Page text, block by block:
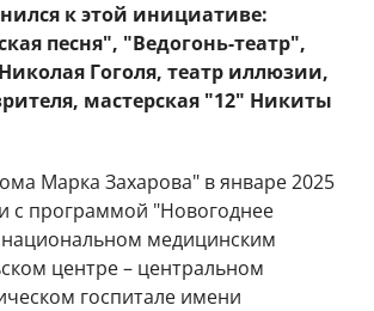
к этой инициативе:
песня", "Ведогонь-театр",
Гоголя, театр иллюзии,
мастерская "12" Никиты
Марка Захарова" в январе 2025
с программой "Новогоднее
медицинским
центре – центральном
госпитале имени